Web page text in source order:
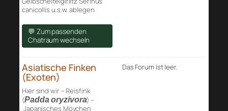
canicollis u.s.w. ablegen
💬 Zum passenden
Chatraum wechseln
Asiatische Finken
(Exoten)
Hier sind wir – Reisfink
(Padda oryzivora) –
Japanisches Mövchen
Das Forum ist leer.